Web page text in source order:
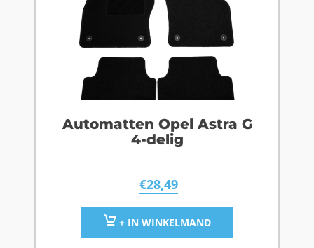
Automatten Opel Astra G
4-delig
€28,49
+ IN WINKELMAND